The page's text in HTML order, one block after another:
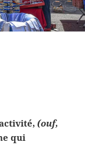
(ouf,
qui